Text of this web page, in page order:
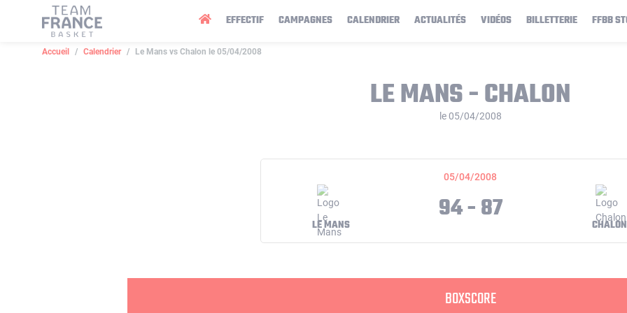
EFFECTIF CAMPAGNES CALENDRIER ACTUALITÉS VIDÉOS BILLETTERIE FFBB
Accueil Calendrier Le Mans vs Chalon le 05/04/2008
LE MANS - CHALON
le 05/04/2008
05/04/2008
LE MANS 94 - 87 CHALON
BOXSCORE
Panneau de gestion des cookies